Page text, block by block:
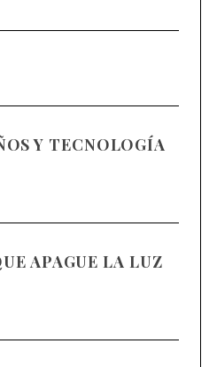
Y TECNOLOGÍA
APAGUE LA LUZ